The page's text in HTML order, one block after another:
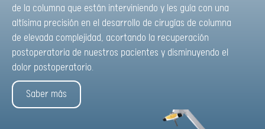
de la columna que están interviniendo y les guía con una
altísima precisión en el desarrollo de cirugías de columna
de elevada complejidad, acortando la recuperación
postoperatoria de nuestros pacientes y disminuyendo el
dolor postoperatorio.
Saber más